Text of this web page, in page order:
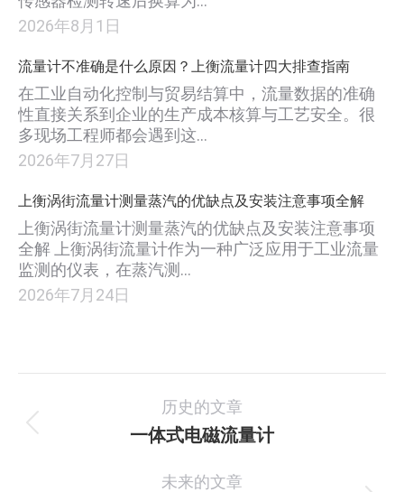
2026年8月1日
流量计不准确是什么原因？上衡流量计四大排查指南
在工业自动化控制与贸易结算中，流量数据的准确
性直接关系到企业的生产成本核算与工艺安全。很
多现场工程师都会遇到这…
2026年7月27日
上衡涡街流量计测量蒸汽的优缺点及安装注意事项全解
上衡涡街流量计测量蒸汽的优缺点及安装注意事项
全解 上衡涡街流量计作为一种广泛应用于工业流量
监测的仪表，在蒸汽测…
2026年7月24日
目
历史的文章
上
个
一体式电磁流量计
未来的文章